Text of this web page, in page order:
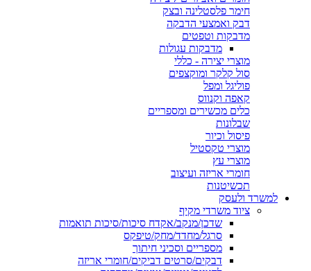
חימר פלסטלינה ובצק
דבק ואמצעי הדבקה
מדבקות וטפטים
מדבקות עגולות
מוצרי יצירה - כללי
סול קלקר ומוקצפים
פוליגל ומפל
קאפה וקנווס
כלים מכשירים ומספריים
שבלונות
פיסול וכיור
מוצרי טקסטיל
מוצרי עץ
חומרי אריזה ועיצוב
תכשיטנות
למשרד ולעסק
ציוד משרדי מקיף
שדכן/מנקב/אקדח סיכות/סיכות תואמות
סרגל/מחדד/מחק/טיפקס
מספריים וסכיני חיתוך
דבקים/סרטים דביקים/חומרי אריזה